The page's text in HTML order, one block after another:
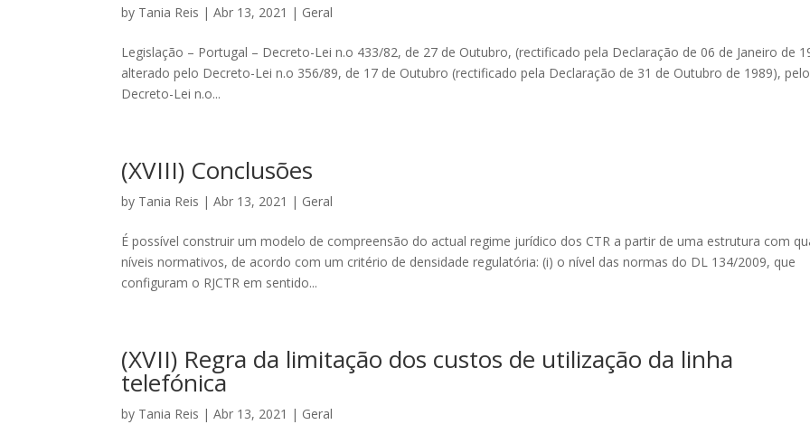
by Tania Reis |Abr 13, 2021 | Geral
Legislação – Portugal – Decreto-Lei n.o 433/82, de 27 de Outubro, (rectificado pela Declaração de 06 de Janeiro de
alterado pelo Decreto-Lei n.o 356/89, de 17 de Outubro (rectificado pela Declaração de 31 de Outubro de 1989), pelo
Decreto-Lei n.o...
(XVIII) Conclusões
by Tania Reis |Abr 13, 2021 | Geral
É possível construir um modelo de compreensão do actual regime jurídico dos CTR a partir de uma estrutura com
níveis normativos, de acordo com um critério de densidade regulatória: (i) o nível das normas do DL 134/2009, que
configuram o RJCTR em sentido...
(XVII) Regra da limitação dos custos de utilização da linha
telefónica
by Tania Reis |Abr 13, 2021 | Geral